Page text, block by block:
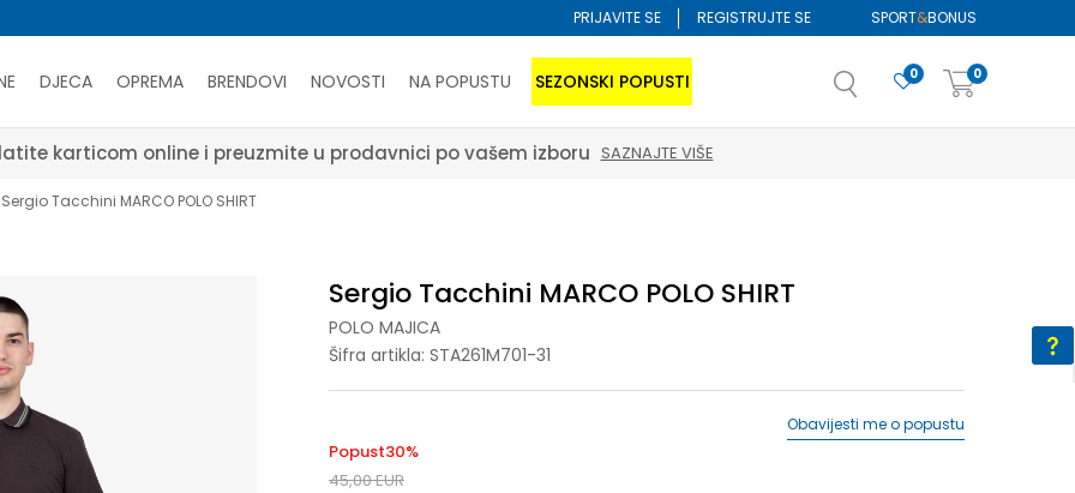
SPORT&BONUS
PRIJAVITE SE REGISTRUJTE SE
DJECA OPREMA BRENDOVI NOVOSTI NA POPUSTU SEZONSKI POPUSTI 0
0
Platite karticom online i preuzmite u prodavnici po vašem izboru SAZNAJTE VIŠE
Sergio Tacchini MARCO POLO SHIRT
Sergio Tacchini MARCO POLO SHIRT
POLO MAJICA
Šifra artikla: STA261M701-31
Popust30%
45,00EUR
Obavijesti me o popustu